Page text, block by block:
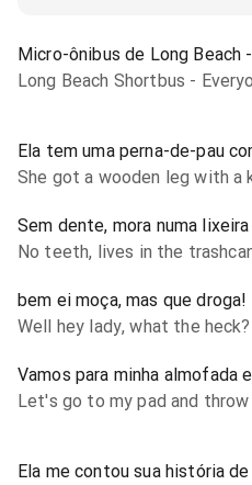
Micro-ônibus de Long Beach
Long Beach Shortbus -
Ela tem uma perna-de-pau
She got a wooden leg with a
Sem dente, mora numa lixeira
No teeth, lives in the
bem ei moça, mas que droga!
Well hey lady, what the heck?
Vamos para minha almofada
Let's go to my pad and throw
Ela me contou sua história